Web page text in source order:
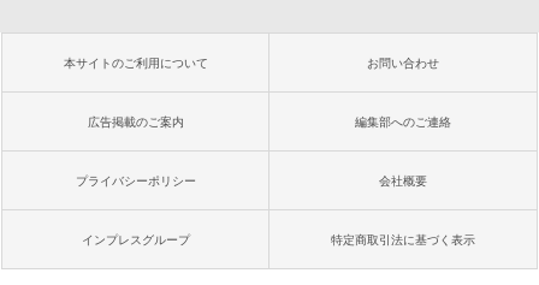
本サイトのご利用について お問い合わせ
広告掲載のご案内 編集部へのご連絡
プライバシーポリシー 会社概要
インプレスグループ 特定商取引法に基づく表示